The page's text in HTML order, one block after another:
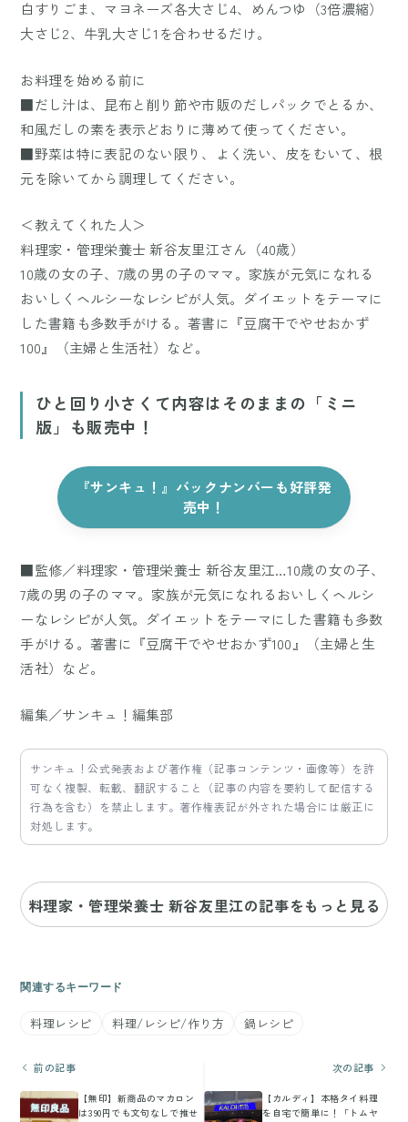
白すりごま、マヨネーズ各大さじ4、めんつゆ（3倍濃縮）
大さじ2、牛乳大さじ1を合わせるだけ。
お料理を始める前に
■だし汁は、昆布と削り節や市販のだしパックでとるか、
和風だしの素を表示どおりに薄めて使ってください。
■野菜は特に表記のない限り、よく洗い、皮をむいて、根
元を除いてから調理してください。
＜教えてくれた人＞
料理家・管理栄養士 新谷友里江さん（40歳）
10歳の女の子、7歳の男の子のママ。家族が元気になれる
おいしくヘルシーなレシピが人気。ダイエットをテーマに
した書籍も多数手がける。著書に『豆腐干でやせおかず
100』（主婦と生活社）など。
ひと回り小さくて内容はそのままの「ミニ
版」も販売中！
『サンキュ！』バックナンバーも好評発
売中！
■監修／料理家・管理栄養士 新谷友里江…10歳の女の子、
7歳の男の子のママ。家族が元気になれるおいしくヘルシ
ーなレシピが人気。ダイエットをテーマにした書籍も多数
手がける。著書に『豆腐干でやせおかず100』（主婦と生
活社）など。
編集／サンキュ！編集部
サンキュ！公式発表および著作権（記事コンテンツ・画像等）を許
可なく複製、転載、翻訳すること（記事の内容を要約して配信する
行為を含む）を禁止します。著作権表記が外された場合には厳正に
対処します。
料理家・管理栄養士 新谷友里江の記事をもっと見る
関連するキーワード
料理レシピ 料理/レシピ/作り方 鍋レシピ
前の記事
【無印】新商品のマカロン
は390円でも文句なしで推せ
次の記事
【カルディ】本格タイ料理
を自宅で簡単に！「トムヤ